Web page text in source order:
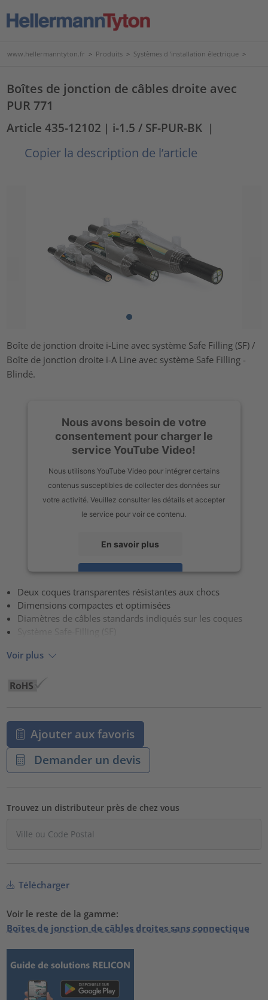
www.hellermanntyton.fr > Produits > Systèmes d 'installation électrique >
Boîtes de jonction de câbles droite avec
PUR 771
Article 435-12102 | i-1.5 / SF-PUR-BK |
Copier la description de l’article
Boîte de jonction droite i-Line avec système Safe Filling (SF) /
Boîte de jonction droite i-A Line avec système Safe Filling -
Blindé.
Nous avons besoin de votre
consentement pour charger le
service YouTube Video!
Nous utilisons YouTube Video pour intégrer certains
contenus susceptibles de collecter des données sur
votre activité. Veuillez consulter les détails et accepter
le service pour voir ce contenu.
En savoir plus
Accepter
powered by Usercentrics Consent Management Platform
Deux coques transparentes résistantes aux chocs
Dimensions compactes et optimisées
Diamètres de câbles standards indiqués sur les coques
Système Safe-Filling (SF)
Voir plus
Ajouter aux favoris
Demander un devis
Trouvez un distributeur près de chez vous
Télécharger
Voir le reste de la gamme:
Boîtes de jonction de câbles droites sans connectique